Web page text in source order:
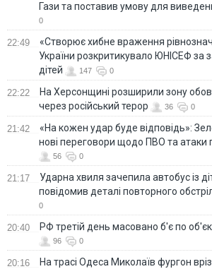
Гази та поставив умову для
0
22:49
«Створює хибне враження
України розкритикувало ЮНІСЕФ за
дітей
147 0
22:22
На Херсонщині розширили зону
через російський терор
36 0
21:42
«На кожен удар буде відповідь»:
нові переговори щодо ПВО та атаки
56 0
21:17
Ударна хвиля зачепила автобус із
повідомив деталі повторного
0
20:40 РФ третій день масовано б'є по
96 0
20:16 На трасі Одеса Миколаїв фургон